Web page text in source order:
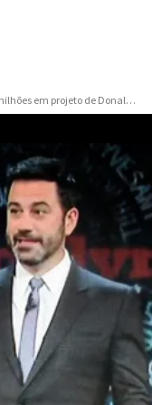
Jimmy Kimmel ironiza gasto de US$ 14 milhões em projeto de Donald Trump na capital
ESTADO DE
HILTON
AO